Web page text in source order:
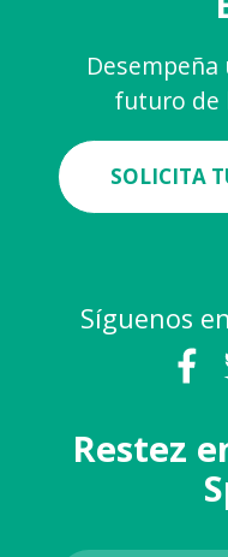
futuro de
SOLICITA
Síguenos
Restez